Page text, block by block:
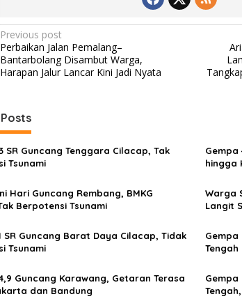
P
o
s
n
a
v
g
a
t
i
o
n
Previous post
Perbaikan Jalan Pemalang–
Bantarbolang Disambut Warga,
Harapan Jalur Lancar Kini Jadi Nyata
SR Guncang Tenggara Cilacap, Tak
Tsunami
Gempa
hingga
Hari Guncang Rembang, BMKG
Berpotensi Tsunami
Warga
Langit
SR Guncang Barat Daya Cilacap, Tidak
Tsunami
Gempa
Guncang Karawang, Getaran Terasa
dan Bandung